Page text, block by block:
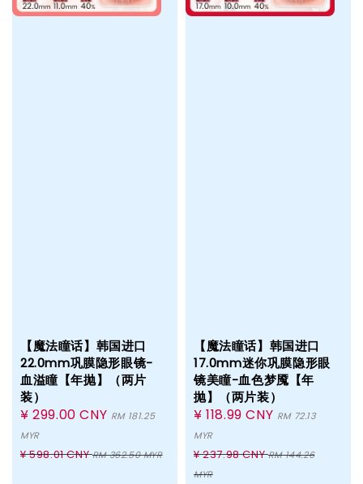
【魔法瞳话】韩国进口
22.0mm巩膜隐形眼镜-
血溢瞳【年抛】（两片
装）
Sale
price
¥ 299.00 CNY RM 181.25
MYR
Regular
¥ 598.01 CNYRM 362.50 MYR
【魔法瞳话】韩国进口
17.0mm迷你巩膜隐形眼
镜美瞳-血色梦魇【年
抛】（两片装）
Sale
price
¥ 118.99 CNY RM 72.13
MYR
Regular
price
¥ 237.98 CNYRM 144.26
MYR